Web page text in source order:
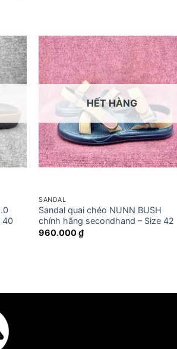
40
HẾT HÀNG
SANDAL
Sandal quai chéo NUNN BUSH
chính hãng secondhand – Size 42
960.000₫